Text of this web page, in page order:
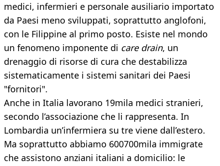
medici, infermieri e personale ausiliario importato
da Paesi meno sviluppati, soprattutto anglofoni,
con le Filippine al primo posto. Esiste nel mondo
un fenomeno imponente di care drain, un
drenaggio di risorse di cura che destabilizza
sistematicamente i sistemi sanitari dei Paesi
"fornitori".
Anche in Italia lavorano 19mila medici stranieri,
secondo l’associazione che li rappresenta. In
Lombardia un’infermiera su tre viene dall’estero.
Ma soprattutto abbiamo 600700mila immigrate
che assistono anziani italiani a domicilio: le